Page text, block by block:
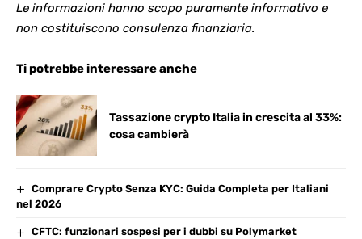
Le informazioni hanno scopo puramente informativo e
non costituiscono consulenza finanziaria.
Ti potrebbe interessare anche
Tassazione crypto Italia in crescita al 33%:
cosa cambierà
Comprare Crypto Senza KYC: Guida Completa per Italiani
nel 2026
CFTC: funzionari sospesi per i dubbi su Polymarket